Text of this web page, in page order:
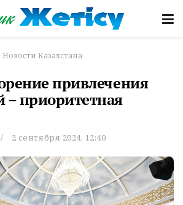
Новости Казахстана
привлечения
– приоритетная
2 сентября 2024, 12:40